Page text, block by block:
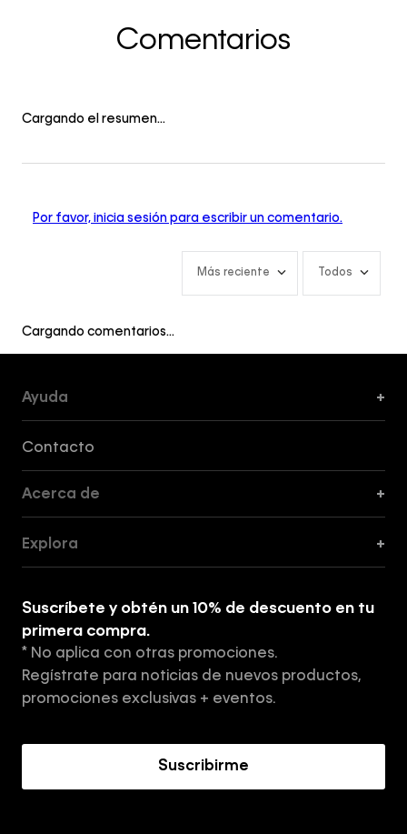
Comentarios
Cargando el resumen…
Por favor, inicia sesión para escribir un comentario.
Más reciente Todos
Cargando comentarios…
Ayuda +
Contacto
Acerca de +
Tiendas
Aviso de privacidad
Términos y Condiciones
Explora +
Suscríbete y obtén un 10% de descuento en tu
primera compra.
* No aplica con otras promociones.
Regístrate para noticias de nuevos productos,
promociones exclusivas + eventos.
Suscribirme